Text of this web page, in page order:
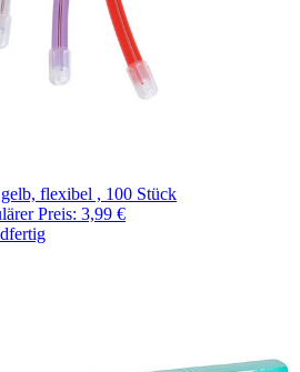
flexibel , 100 Stück
Preis: 3,99 €